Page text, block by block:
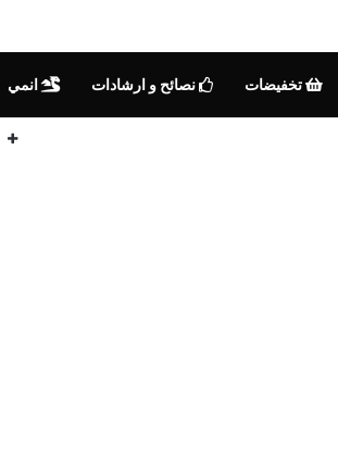
تخفيضات نصائح و ارشادات انمي